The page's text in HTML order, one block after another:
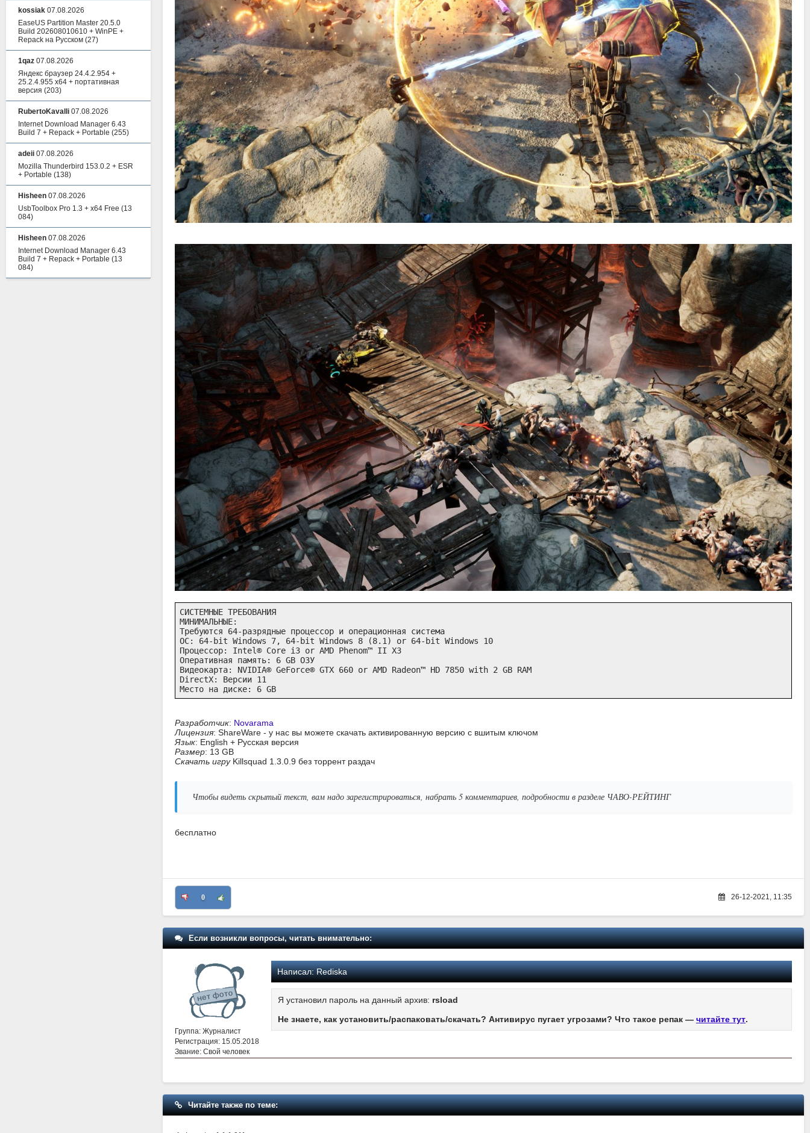
СИСТЕМНЫЕ ТРЕБОВАНИЯ
МИНИМАЛЬНЫЕ:
Требуются 64-разрядные процессор и операционная система
ОС: 64-bit Windows 7, 64-bit Windows 8 (8.1) or 64-bit Windows 10
Процессор: Intel® Core i3 or AMD Phenom™ II X3
Оперативная память: 6 GB ОЗУ
Видеокарта: NVIDIA® GeForce® GTX 660 or AMD Radeon™ HD 7850 with 2 GB RAM
DirectX: Версии 11
Место на диске: 6 GB
Разработчик: Novarama
Лицензия: ShareWare - у нас вы можете скачать активированную версию с вшитым ключом
Язык: English + Русская версия
Размер: 13 GB
Скачать игру Killsquad 1.3.0.9 без торрент раздач
Чтобы видеть скрытый текст, вам надо зарегистрироваться, набрать 5 комментариев, подробности в разделе ЧАВО-РЕЙТИНГ
бесплатно
0 26-12-2021, 11:35
Если возникли вопросы, читать внимательно:
Группа: Журналист
Регистрация: 15.05.2018
Звание: Свой человек
Написал:Rediska
Я установил пароль на данный архив: rsload
Не знаете, как установить/распаковать/скачать? Антивирус пугает угрозами? Что такое репак — читайте тут.
Читайте также по теме:
kossiak 07.08.2026
EaseUS Partition Master 20.5.0
Build 202608010610 + WinPE +
Repack на Русском (27)
1qaz 07.08.2026
Яндекс браузер 24.4.2.954 +
25.2.4.955 x64 + портативная
версия (203)
RubertoKavalli 07.08.2026
Internet Download Manager 6.43
Build 7 + Repack + Portable (255)
adeii 07.08.2026
Mozilla Thunderbird 153.0.2 + ESR
+ Portable (138)
Hisheen 07.08.2026
UsbToolbox Pro 1.3 + x64 Free (13
084)
Hisheen 07.08.2026
Internet Download Manager 6.43
Build 7 + Repack + Portable (13
084)